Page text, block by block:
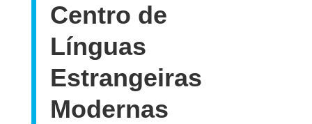
Centro de
Línguas
Estrangeiras
Modernas